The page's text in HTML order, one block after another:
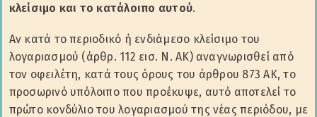
κλείσιμο και το κατάλοιπο αυτού.
Αν κατά το περιοδικό ή ενδιάμεσο κλείσιμο του
λογαριασμού (άρθρ. 112 εισ. Ν. ΑΚ) αναγνωρισθεί από
τον οφειλέτη, κατά τους όρους του άρθρου 873 ΑΚ, το
προσωρινό υπόλοιπο που προέκυψε, αυτό αποτελεί το
πρώτο κονδύλιο του λογαριασμού της νέας περιόδου, με